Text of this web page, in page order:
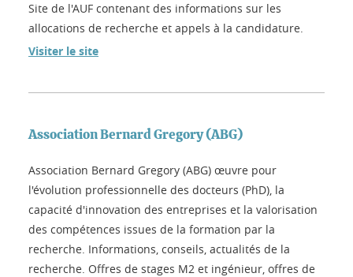
Site de l'AUF contenant des informations sur les
allocations de recherche et appels à la candidature.
Visiter le site
Association Bernard Gregory (ABG)
Association Bernard Gregory (ABG) œuvre pour
l'évolution professionnelle des docteurs (PhD), la
capacité d'innovation des entreprises et la valorisation
des compétences issues de la formation par la
recherche. Informations, conseils, actualités de la
recherche. Offres de stages M2 et ingénieur, offres de